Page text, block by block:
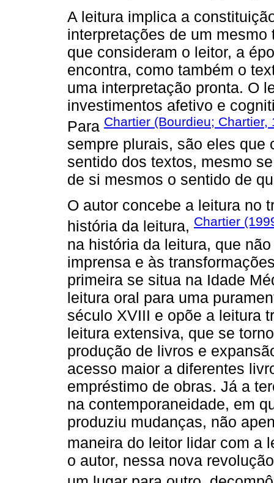
A leitura implica a
interpretações de um
que consideram o leitor, a
encontra, como também o
uma interpretação pronta. O
investimentos afetivo e
Para Chartier (Bourdieu; Chartier,
sempre plurais, são eles que
sentido dos textos, mesmo
de si mesmos o sentido de
O autor concebe a leitura no
história da leitura, Chartier
na história da leitura, que
imprensa e às
primeira se situa na Idade
leitura oral para uma
século XVIII e opõe a leitura
leitura extensiva, que se
produção de livros e
acesso maior a diferentes
empréstimo de obras. Já a
na contemporaneidade, em
produziu mudanças, não
maneira do leitor lidar com a
o autor, nessa nova